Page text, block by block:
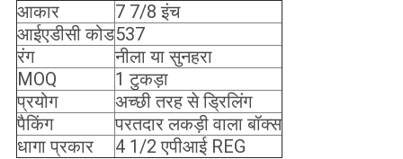
आकार
7 7/8 इंच
आईएडीसी कोड537
रंग
नीला या सुनहरा
MOQ
1 टुकड़ा
प्रयोग
अच्छी तरह से ड्रिलिंग
पैकिंग
परतदार लकड़ी वाला बॉक्स
धागा प्रकार
4 1/2 एपीआई REG